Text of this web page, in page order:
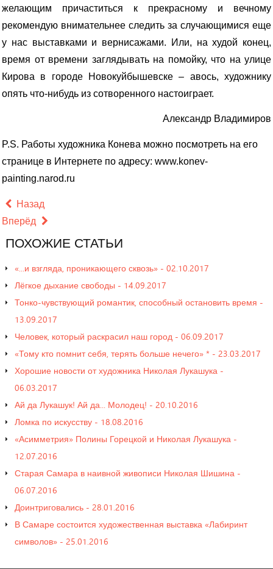
желающим причаститься к прекрасному и вечному
рекомендую внимательнее следить за случающимися еще
у нас выставками и вернисажами. Или, на худой конец,
время от времени заглядывать на помойку, что на улице
Кирова в городе Новокуйбышевске – авось, художнику
опять что-нибудь из сотворенного настоиграет.
Александр Владимиров
P.S. Работы художника Конева можно посмотреть на его
странице в Интернете по адресу: www.konev-
painting.narod.ru
Назад
Вперёд
ПОХОЖИЕ СТАТЬИ
«...и взгляда, проникающего сквозь» - 02.10.2017
Лёгкое дыхание свободы - 14.09.2017
Тонко-чувствующий романтик, способный остановить время -
13.09.2017
Человек, который раскрасил наш город - 06.09.2017
«Тому кто помнит себя, терять больше нечего» * - 23.03.2017
Хорошие новости от художника Николая Лукашука -
06.03.2017
Ай да Лукашук! Ай да... Молодец! - 20.10.2016
Ломка по искусству - 18.08.2016
«Асимметрия» Полины Горецкой и Николая Лукашука -
12.07.2016
Старая Самара в наивной живописи Николая Шишина -
06.07.2016
Доинтриговались - 28.01.2016
В Самаре состоится художественная выставка «Лабиринт
символов» - 25.01.2016